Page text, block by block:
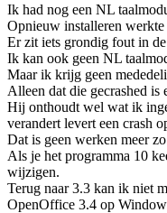
Ik had nog een NL
Opnieuw installeren
Er zit iets grondig fout in
Ik kan ook geen NL
Maar ik krijg geen
Alleen dat die gecrashed is
Hij onthoudt wel wat ik
verandert levert een crash
Dat is geen werken meer
Als je het programma 10
wijzigen.
Terug naar 3.3 kan ik niet
OpenOffice 3.4 op